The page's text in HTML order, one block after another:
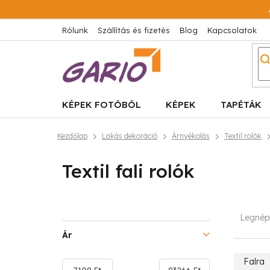
a
tartalomhoz
Rólunk Szállítás és fizetés Blog Kapcsolatok
KÉPEK FOTÓBÓL KÉPEK TAPÉTÁK
Kezdőlap Lakás dekoráció Árnyékolás Textil rolók
Textil fali rolók
l
d
Ár
Falra